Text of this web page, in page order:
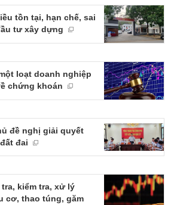
tồn tại, hạn chế, sai
tư xây dựng
loạt doanh nghiệp
chứng khoán
đề nghị giải quyết
đai
kiểm tra, xử lý
cơ, thao túng, găm